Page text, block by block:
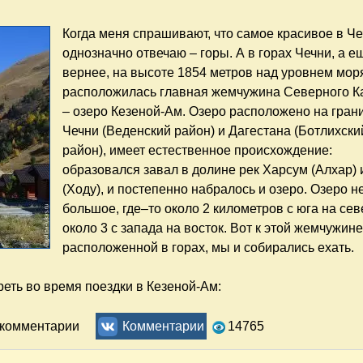
Когда меня спрашивают, что самое красивое в
однозначно отвечаю – горы. А в горах Чечни, а
вернее, на высоте 1854 метров над уровнем
расположилась главная жемчужина Северного
– озеро Кезеной-Ам. Озеро расположено на
Чечни (Веденский район) и Дагестана
район), имеет естественное происхождение:
образовался завал в долине рек Харсум (Алхар)
(Ходу), и постепенно набралось и озеро. Озеро
большое, где–то около 2 километров с юга на
около 3 с запада на восток. Вот к этой
расположенной в горах, мы и собирались ехать.
во время поездки в Кезеной-Ам:
на Кезеной-Ам. Самые красивые
Комментарии 14765